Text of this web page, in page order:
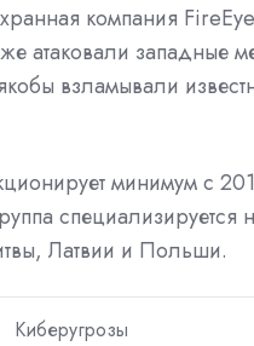
компания
атаковали западные
взламывали
минимум с 2017
Латвии и Польши.
Киберугрозы